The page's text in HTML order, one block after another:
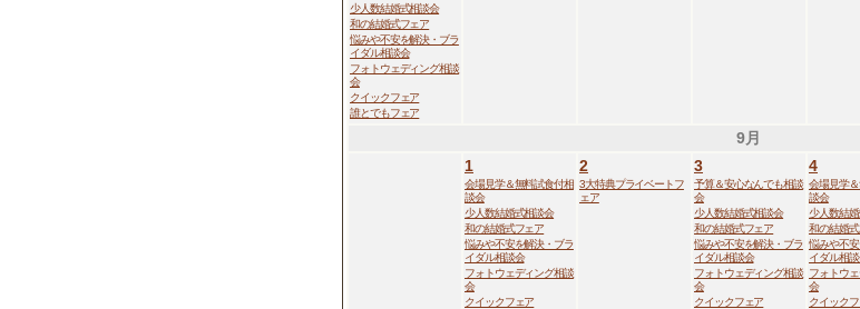
少人数結婚式相談会
和の結婚式フェア
悩みや不安を解決・ブラ
イダル相談会
フォトウェディング相談
会
クイックフェア
誰とでもフェア
9月
1
会場見学＆無料試食付相
談会
少人数結婚式相談会
和の結婚式フェア
悩みや不安を解決・ブラ
イダル相談会
フォトウェディング相談
会
クイックフェア
2
3大特典プライベートフ
ェア
3
予算＆安心なんでも相談
会
少人数結婚式相談会
和の結婚式フェア
悩みや不安を解決・ブラ
イダル相談会
フォトウェディング相談
会
クイックフェア
4
会場見学
談会
少人数結
和の結婚
悩みや不
イダル相
フォトウ
会
クイック